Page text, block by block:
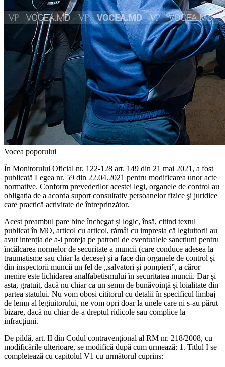
Vocea poporului
În Monitorului Oficial nr. 122-128 art. 149 din 21 mai 2021, a fost
pu­blicată Legea nr. 59 din 22.04.2021 pentru modificarea unor acte
nor­mative. Conform prevederilor acestei legi, organele de control au
obligația de a acorda suport consultativ per­soanelor fizice şi juridice
care practi­că activitate de întreprinzător.
Acest preambul pare bine închegat și logic, însă, citind textul
publicat în MO, articol cu articol, rămâi cu impresia că le­giuitorii au
avut intenția de a-i proteja pe patroni de eventualele sancțiuni pentru
în­călcarea normelor de securitate a muncii (care conduce adesea la
traumatisme sau chiar la decese) și a face din organele de control și
din inspectorii muncii un fel de „salvatori și pompieri”, a căror
menire este lichidarea analfabetismului în securitatea muncii. Dar și
asta, gratuit, dacă nu chiar ca un semn de bunăvoință și loialitate din
partea statului. Nu vom obosi cititorul cu detalii în specificul limbaj
de lemn al legiu­itorului, ne vom opri doar la unele care ni s-au părut
bizare, dacă nu chiar de-a drep­tul ridicole sau complice la
infracțiuni.
De pildă, art. II din Codul contravențional al RM nr. 218/2008, cu
modificările ulte­rioare, se modifică după cum urmează: 1. Titlul I se
completează cu capitolul V1 cu următorul cuprins: